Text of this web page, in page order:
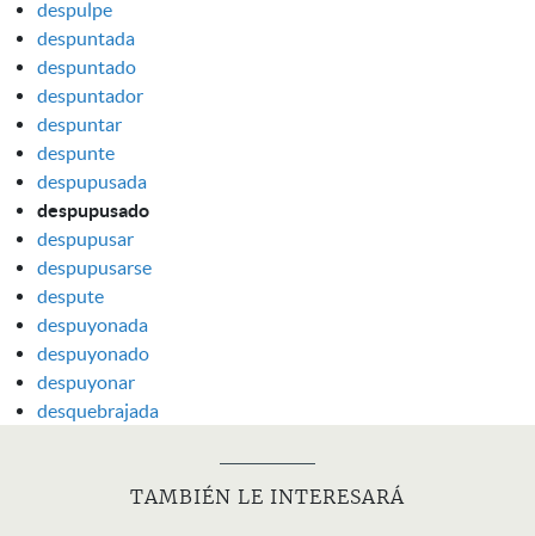
despulpe
despuntada
despuntado
despuntador
despuntar
despunte
despupusada
despupusado
despupusar
despupusarse
despute
despuyonada
despuyonado
despuyonar
desquebrajada
TAMBIÉN LE INTERESARÁ